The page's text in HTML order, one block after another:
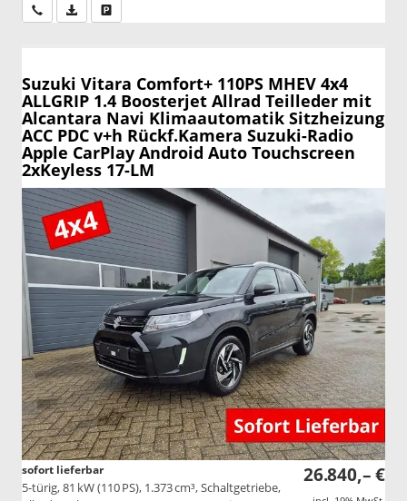
Wir rufen Sie anPDF-Datei, Fahrzeugexposé drucken
Suzuki Vitara Comfort+ 110PS MHEV 4x4
ALLGRIP 1.4 Boosterjet Allrad Teilleder mit
Alcantara Navi Klimaautomatik Sitzheizung
ACC PDC v+h Rückf.Kamera Suzuki-Radio
Apple CarPlay Android Auto Touchscreen
2xKeyless 17-LM
26.840,– €
sofort lieferbar
5-türig, 81 kW (110 PS), 1.373 cm³, Schaltgetriebe,